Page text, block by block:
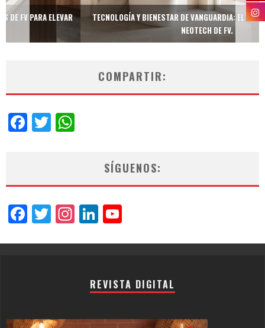
TECNOLOGÍA Y BIENESTAR DE VANGUARDIA: EL INODORO INTELIGENTE
NEOTECH DE FV.
COMPARTIR:
Facebook
Twitter
SÍGUENOS:
Facebook
Twitter
Instagram
LinkedIn
REVISTA DIGITAL